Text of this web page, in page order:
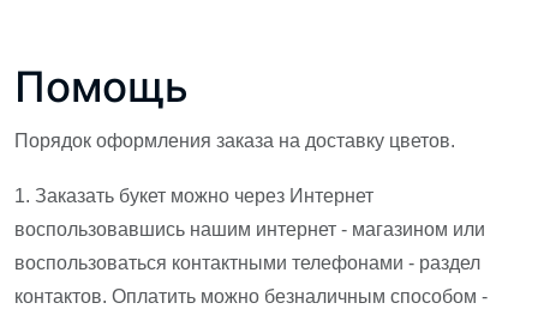
Помощь
Порядок оформления заказа на доставку цветов.
1. Заказать букет можно через Интернет
воспользовавшись нашим интернет - магазином или
воспользоваться контактными телефонами - раздел
контактов. Оплатить можно безналичным способом -